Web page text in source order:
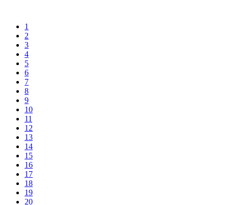
1
2
3
4
5
6
7
8
9
10
11
12
13
14
15
16
17
18
19
20